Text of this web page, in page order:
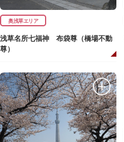
奥浅草エリア
浅草名所七福神 布袋尊（橋場不動
尊）